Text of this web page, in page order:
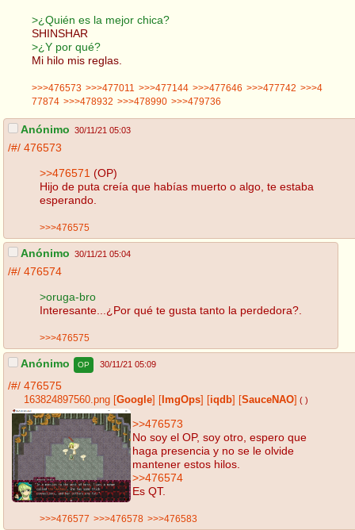
>¿Quién es la mejor chica?
SHINSHAR
>¿Y por qué?
Mi hilo mis reglas.
>>>476573 >>>477011 >>>477144 >>>477646 >>>477742 >>>4
77874 >>>478932 >>>478990 >>>479736
Anónimo 30/11/21 05:03
/#/ 476573
>>476571 (OP)
Hijo de puta creía que habías muerto o algo, te estaba
esperando.
>>>476575
Anónimo 30/11/21 05:04
/#/ 476574
>oruga-bro
Interesante...¿Por qué te gusta tanto la perdedora?.
>>>476575
Anónimo OP 30/11/21 05:09
/#/ 476575
163824897560.png Google ImgOps iqdb SauceNAO ( )
>>476573
No soy el OP, soy otro, espero que
haga presencia y no se le olvide
mantener estos hilos.
>>476574
Es QT.
>>>476577 >>>476578 >>>476583